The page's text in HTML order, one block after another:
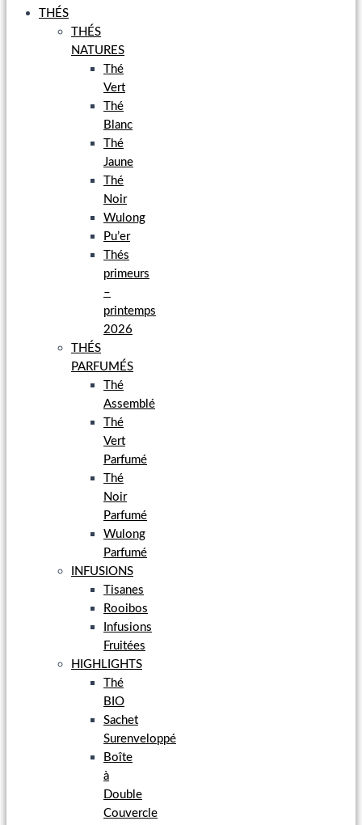
THÉS
THÉS
NATURES
Thé
Vert
Thé
Blanc
Thé
Jaune
Thé
Noir
Wulong
Pu’er
Thés
primeurs
–
printemps
2026
THÉS
PARFUMÉS
Thé
Assemblé
Thé
Vert
Parfumé
Thé
Noir
Parfumé
Wulong
Parfumé
INFUSIONS
Tisanes
Rooibos
Infusions
Fruitées
HIGHLIGHTS
Thé
BIO
Sachet
Surenveloppé
Boîte
à
Double
Couvercle